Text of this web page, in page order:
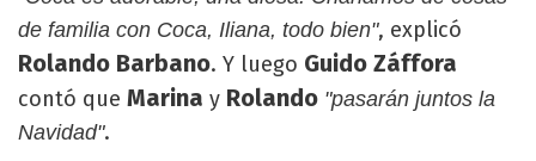
de familia con Coca, Iliana, todo bien", explicó
Rolando Barbano. Y luego Guido Záffora
contó que Marina y Rolando "pasarán juntos la
Navidad".